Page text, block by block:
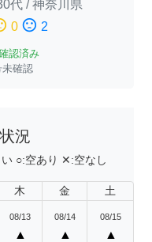
代/神奈川県
0 sentiment_dissatisfied 2
認済み
未確認
況
○:空あり ✕:空なし
木 金 土
08/13
▲
08/14
▲
08/15
▲